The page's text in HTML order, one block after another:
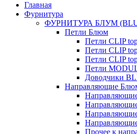
Главная
Фурнитура
ФУРНИТУРА БЛУМ
Петли Блюм
Петли CLIP
Петли CLIP
Петли CLIP
Петли
Доводчики
Направляющие
Прочее к